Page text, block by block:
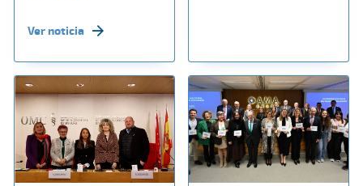
Ver noticia